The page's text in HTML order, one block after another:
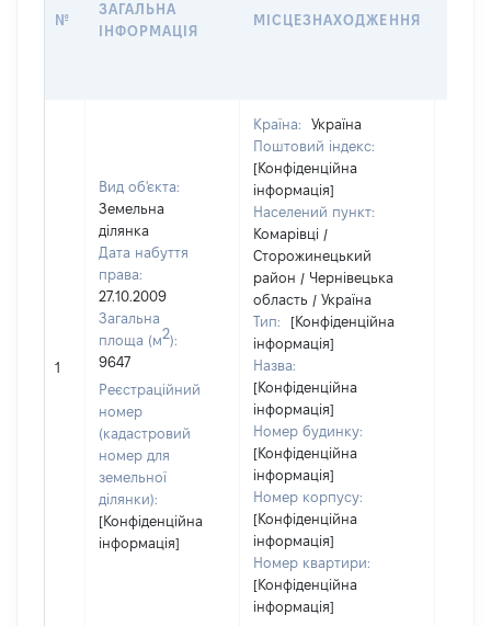
№
ЗАГАЛЬНА
ІНФОРМАЦІЯ
МІСЦЕЗНАХОДЖЕННЯ
1
Вид об'єкта:
Земельна
ділянка
Дата набуття
права:
27.10.2009
Загальна
площа (м2):
9647
Реєстраційний
номер
(кадастровий
номер для
земельної
ділянки):
[Конфіденційна
інформація]
Країна:
Україна
Поштовий індекс:
[Конфіденційна
інформація]
Населений пункт:
Комарівці /
Сторожинецький
район / Чернівецька
область / Україна
Тип:
[Конфіденційна
інформація]
Назва:
[Конфіденційна
інформація]
Номер будинку:
[Конфіденційна
інформація]
Номер корпусу:
[Конфіденційна
інформація]
Номер квартири:
[Конфіденційна
інформація]